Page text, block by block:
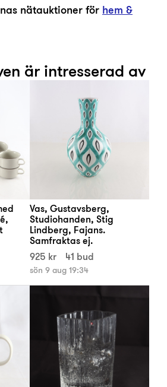
nätauktioner för hem &
är intresserad av
Vas, Gustavsberg,
Studiohanden, Stig
Lindberg, Fajans.
Samfraktas ej.
925 kr
41 bud
sön 9 aug 19:34